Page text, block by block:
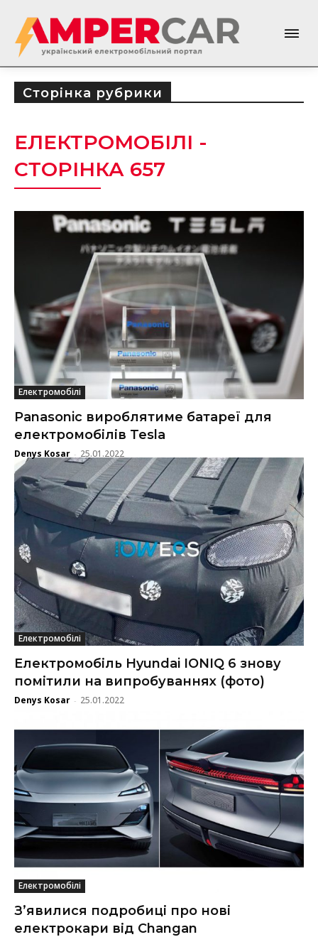
Сторінка рубрики
ЕЛЕКТРОМОБІЛІ -
СТОРІНКА 657
Електромобілі
Panasonic вироблятиме батареї для
електромобілів Tesla
Denys Kosar - 25.01.2022
Електромобілі
Електромобіль Hyundai IONIQ 6 знову
помітили на випробуваннях (фото)
Denys Kosar - 25.01.2022
Електромобілі
З’явилися подробиці про нові
електрокари від Changan